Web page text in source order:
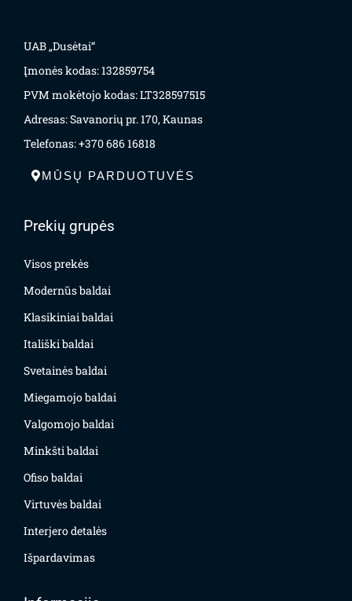
UAB „Dusėtai“
Įmonės kodas: 132859754
PVM mokėtojo kodas: LT328597515
Adresas: Savanorių pr. 170, Kaunas
Telefonas: +370 686 16818
MŪSŲ PARDUOTUVĖS
Prekių grupės
Visos prekės
Modernūs baldai
Klasikiniai baldai
Itališki baldai
Svetainės baldai
Miegamojo baldai
Valgomojo baldai
Minkšti baldai
Ofiso baldai
Virtuvės baldai
Interjero detalės
Išpardavimas